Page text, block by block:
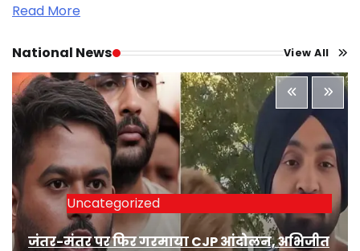
Read More
National News View All
Uncategorized
जंतर-मंतर पर फिर गरमाया CJP आंदोलन, अभिजीत